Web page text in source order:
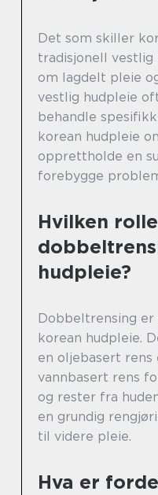
Det som skiller
tradisjonell
om lagdelt pleie
vestlig hudpleie
behandle
korean hudpleie
opprettholde en
forebygge
Hvilken
hudpleie?
Dobbeltrensing
korean hudpleie.
en oljebasert
vannbasert rens
og rester fra
en grundig
til videre pleie.
Hva er